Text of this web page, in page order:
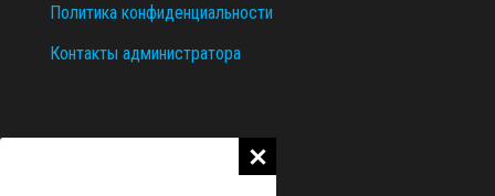
Политика конфиденциальности
Контакты администратора